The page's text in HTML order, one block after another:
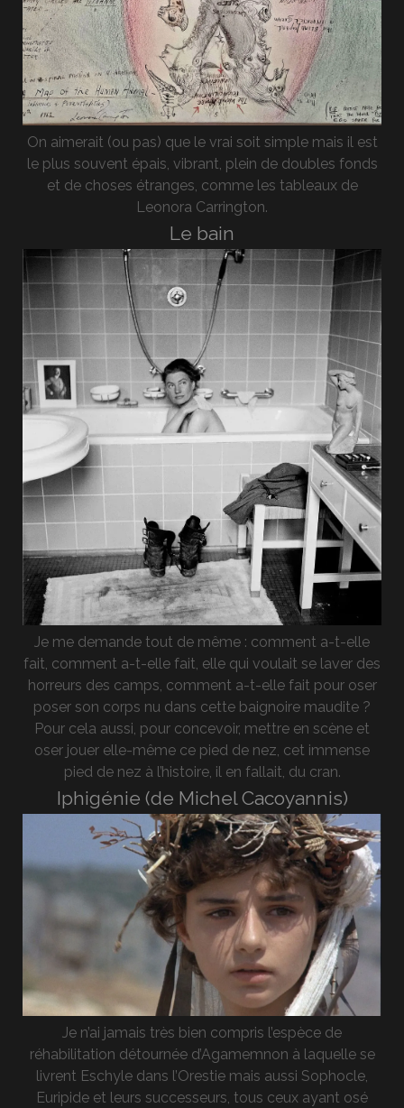
On aimerait (ou pas) que le vrai soit simple mais il est
le plus souvent épais, vibrant, plein de doubles fonds
et de choses étranges, comme les tableaux de
Leonora Carrington.
Le bain
Je me demande tout de même : comment a-t-elle
fait, comment a-t-elle fait, elle qui voulait se laver des
horreurs des camps, comment a-t-elle fait pour oser
poser son corps nu dans cette baignoire maudite ?
Pour cela aussi, pour concevoir, mettre en scène et
oser jouer elle-même ce pied de nez, cet immense
pied de nez à l’histoire, il en fallait, du cran.
Iphigénie (de Michel Cacoyannis)
Je n’ai jamais très bien compris l’espèce de
réhabilitation détournée d’Agamemnon à laquelle se
livrent Eschyle dans l’Orestie mais aussi Sophocle,
Euripide et leurs successeurs, tous ceux ayant osé